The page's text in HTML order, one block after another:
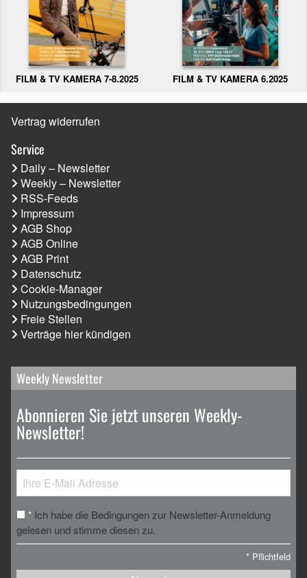
FILM & TV KAMERA 7-8.2025 FILM & TV KAMERA 6.2025
Vertrag widerrufen
Service
Daily – Newsletter
Weekly – Newsletter
RSS-Feeds
Impressum
AGB Shop
AGB Online
AGB Print
Datenschutz
Cookie-Manager
Nutzungsbedingungen
Freie Stellen
Verträge hier kündigen
Weekly Newsletter
Abonnieren Sie jetzt unseren Weekly-
Newsletter!
* Ich habe die Bedingungen zur Newsletter-Anmeldung
gelesen und stimme diesen zu.
* Pflichtfeld